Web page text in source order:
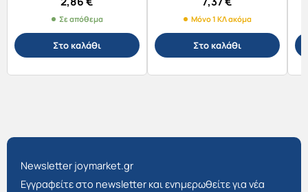
Σε απόθεμα
Στο καλάθι
Μόνο 1 ΚΛ ακόμα
Στο καλάθι
Newsletter joymarket.gr
Εγγραφείτε στο newsletter και ενημερωθείτε για νέα